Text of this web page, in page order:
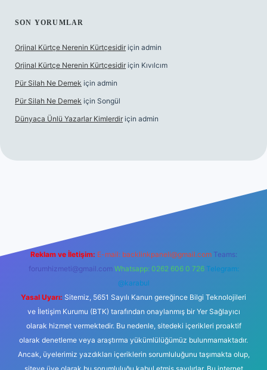
SON YORUMLAR
Orjinal Kürtçe Nerenin Kürtçesidir için admin
Orjinal Kürtçe Nerenin Kürtçesidir için Kıvılcım
Pür Silah Ne Demek için admin
Pür Silah Ne Demek için Songül
Dünyaca Ünlü Yazarlar Kimlerdir için admin
Reklam ve İletişim: E-mail: backlinkpaneli@gmail.com Teams:
forumhizmeti@gmail.com Whatsapp: 0262 606 0 726 Telegram:
@karabul
Yasal Uyarı: Sitemiz, 5651 Sayılı Kanun gereğince Bilgi Teknolojileri
ve İletişim Kurumu (BTK) tarafından onaylanmış bir Yer Sağlayıcı
olarak hizmet vermektedir. Bu nedenle, sitedeki içerikleri proaktif
olarak denetleme veya araştırma yükümlülüğümüz bulunmamaktadır.
Ancak, üyelerimiz yazdıkları içeriklerin sorumluluğunu taşımakta olup,